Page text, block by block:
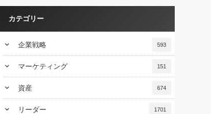
カテゴリー
keyboard_arrow_down 企業戦略 593
keyboard_arrow_down マーケティング 151
keyboard_arrow_down 資産 674
keyboard_arrow_down リーダー 1701